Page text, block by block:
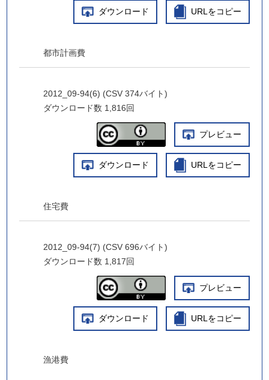
ダウンロード URLをコピー
都市計画費
2012_09-94(6) (CSV 374バイト)
ダウンロード数 1,816回
プレビュー
ダウンロード URLをコピー
住宅費
2012_09-94(7) (CSV 696バイト)
ダウンロード数 1,817回
プレビュー
ダウンロード URLをコピー
漁港費